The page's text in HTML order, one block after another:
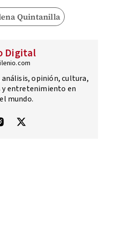
Quintanilla
Digital
opinión, cultura,
y entretenimiento en
mundo.